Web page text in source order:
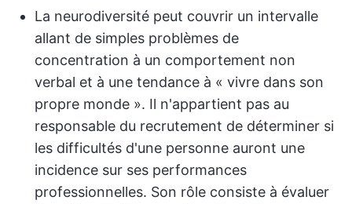
La neurodiversité peut couvrir un intervalle
allant de simples problèmes de
concentration à un comportement non
verbal et à une tendance à « vivre dans son
propre monde ». Il n'appartient pas au
responsable du recrutement de déterminer si
les difficultés d'une personne auront une
incidence sur ses performances
professionnelles. Son rôle consiste à évaluer